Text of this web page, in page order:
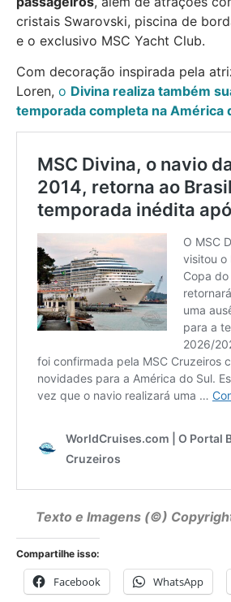
cristais Swarovski, piscina de
e o exclusivo MSC Yacht Club.
Com decoração inspirada pela
Loren, o Divina realiza também
temporada completa na América
Texto e Imagens (©)
Compartilhe isso:
Facebook WhatsApp